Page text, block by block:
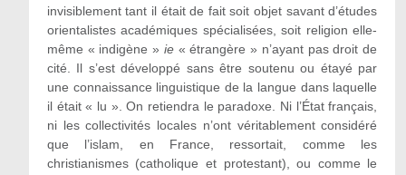
invisiblement tant il était de fait soit objet savant d’études
orientalistes académiques spécialisées, soit religion elle-
même « indigène » ie« étrangère » n’ayant pas droit de
cité. Il s’est développé sans être soutenu ou étayé par
une connaissance linguistique de la langue dans laquelle
il était « lu ». On retiendra le paradoxe. Ni l’État français,
ni les collectivités locales n’ont véritablement considéré
que l’islam, en France, ressortait, comme les
christianismes (catholique et protestant), ou comme le